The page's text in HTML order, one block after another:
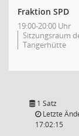
Fraktion SPD
19:00-20:00 Uhr
Sitzungsraum
Tangerhütte
1 Satz
Letzte
17:02:15